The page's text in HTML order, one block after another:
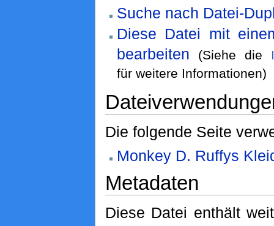
Suche nach Datei-
Diese Datei mit
bearbeiten
(Siehe die
für weitere Informationen)
Die folgende Seite
Monkey D. Ruffys
Metadaten
Diese Datei enthält